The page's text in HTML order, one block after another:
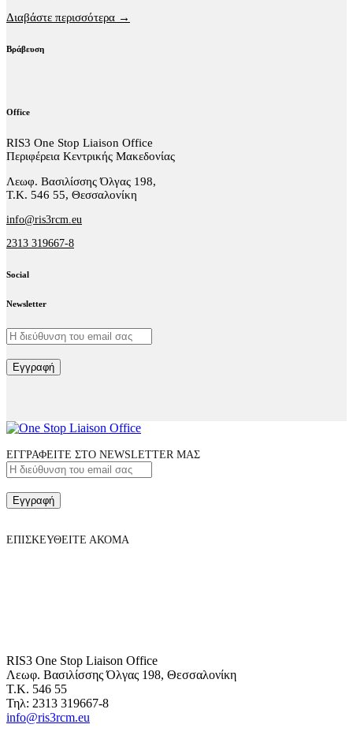
Διαβάστε περισσότερα →
Βράβευση
Office
RIS3 One Stop Liaison Office
Περιφέρεια Κεντρικής Μακεδονίας
Λεωφ. Βασιλίσσης Όλγας 198,
Τ.Κ. 546 55, Θεσσαλονίκη
info@ris3rcm.eu
2313 319667-8
Social
facebook-
linkedin
twitter-
Newsletter
Εγγραφή
ΕΓΓΡΑΦΕΙΤΕ ΣΤΟ NEWSLETTER ΜΑΣ
Εγγραφή
ΕΠΙΣΚΕΥΘΕΙΤΕ ΑΚΟΜΑ
RIS3 One Stop Liaison Office
Λεωφ. Βασιλίσσης Όλγας 198, Θεσσαλονίκη
Τ.Κ. 546 55
Τηλ: 2313 319667-8
info@ris3rcm.eu